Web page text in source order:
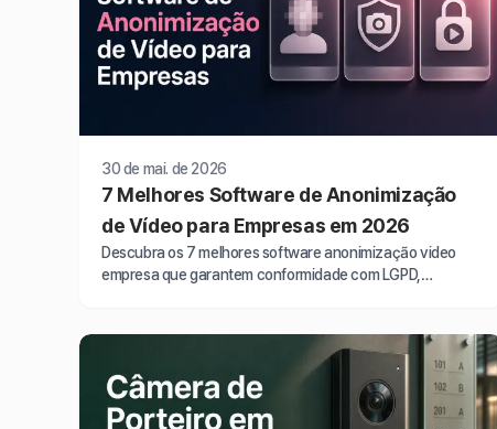
30 de mai. de 2026
7 Melhores Software de Anonimização
de Vídeo para Empresas em 2026
Descubra os 7 melhores software anonimização video
empresa que garantem conformidade com LGPD,